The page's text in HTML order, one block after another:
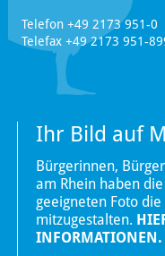
Telefon +49 2173 951-0
Telefax +49 2173 951-
Ihr Bild auf
Bürgerinnen,
am Rhein haben
geeigneten Foto
mitzugestalten.
INFORMATIONEN.